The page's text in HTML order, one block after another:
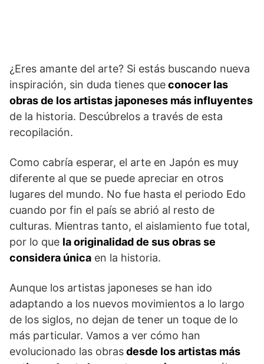
¿Eres amante del arte? Si estás buscando nueva
inspiración, sin duda tienes queconocer las
obras de los artistas japoneses más influyentes
de la historia. Descúbrelos a través de esta
recopilación.
Como cabría esperar, el arte en Japón es muy
diferente al que se puede apreciar en otros
lugares del mundo. No fue hasta el periodo Edo
cuando por fin el país se abrió al resto de
culturas. Mientras tanto, el aislamiento fue total,
por lo que la originalidad de sus obras se
considera única en la historia.
Aunque los artistas japoneses se han ido
adaptando a los nuevos movimientos a lo largo
de los siglos, no dejan de tener un toque de lo
más particular. Vamos a ver cómo han
evolucionado las obrasdesde los artistas más